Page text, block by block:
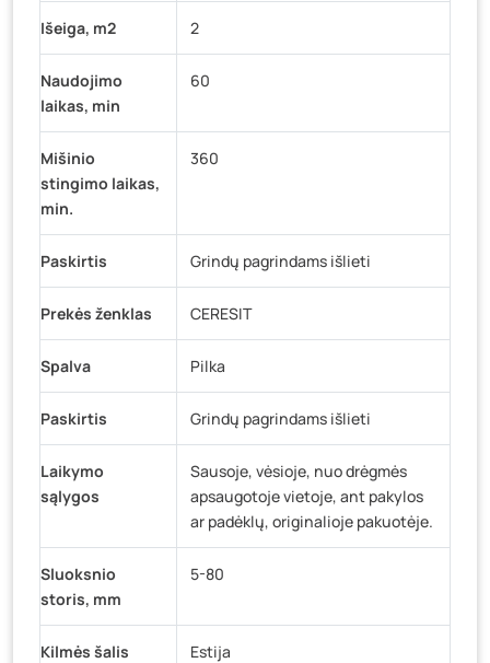
Išeiga, m2 2
Naudojimo
laikas, min
60
Mišinio
stingimo laikas,
min.
360
Paskirtis Grindų pagrindams išlieti
Prekės ženklas CERESIT
Spalva Pilka
Paskirtis Grindų pagrindams išlieti
Laikymo
sąlygos
Sausoje, vėsioje, nuo drėgmės
apsaugotoje vietoje, ant pakylos
ar padėklų, originalioje pakuotėje.
Sluoksnio
storis, mm
5-80
Kilmės šalis Estija